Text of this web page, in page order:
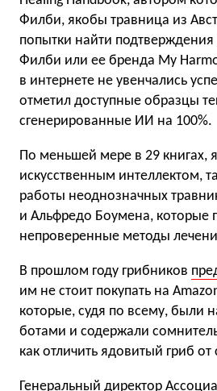
Филби, якобы травница из
попытки найти
Филби или ее бренда My
в интернете не увенчались
отметил доступные образцы
сгенерированные ИИ на 100%.
По меньшей мере в 29 книгах,
искусственным интеллектом,
работы неоднозначных
и Альфредо Боумена, которые
непроверенные методы
В прошлом году грибников
им не стоит покупать на
которые, судя по всему, были
ботами и содержали
как отличить ядовитый гриб
Генеральный директор